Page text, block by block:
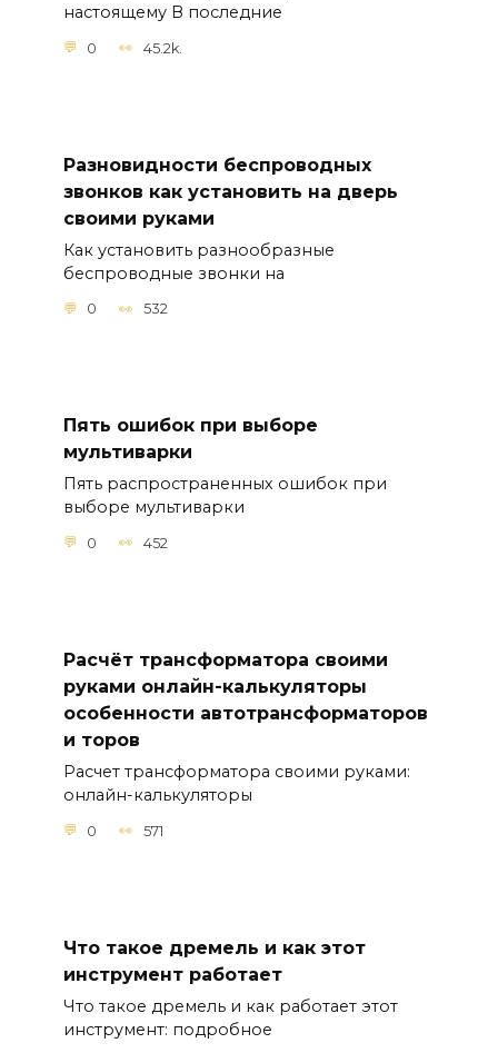
настоящему В последние
0 45.2k.
Разновидности беспроводных
звонков как установить на дверь
своими руками
Как установить разнообразные
беспроводные звонки на
0 532
Пять ошибок при выборе
мультиварки
Пять распространенных ошибок при
выборе мультиварки
0 452
Расчёт трансформатора своими
руками онлайн-калькуляторы
особенности автотрансформаторов
и торов
Расчет трансформатора своими руками:
онлайн-калькуляторы
0 571
Что такое дремель и как этот
инструмент работает
Что такое дремель и как работает этот
инструмент: подробное